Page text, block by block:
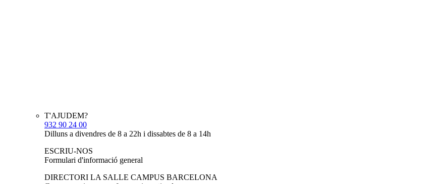
T'AJUDEM?
932 90 24 00
Dilluns a divendres de 8 a 22h i dissabtes de 8 a 14h
ESCRIU-NOS
Formulari d'informació general
DIRECTORI LA SALLE CAMPUS BARCELONA